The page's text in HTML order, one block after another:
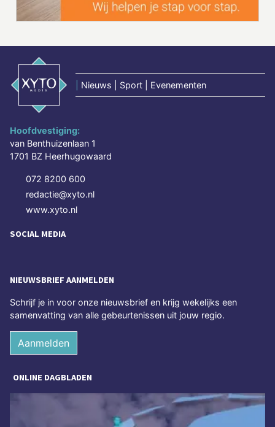
Nieuws | Sport | Evenementen
Hoofdvestiging:
van Benthuizenlaan 1
1701 BZ Heerhugowaard
072 8200 600
redactie@xyto.nl
www.xyto.nl
SOCIAL MEDIA
NIEUWSBRIEF AANMELDEN
Schrijf je in voor onze nieuwsbrief en krijg wekelijks een
samenvatting van alle gebeurtenissen uit jouw regio.
Aanmelden
ONLINE DAGBLADEN